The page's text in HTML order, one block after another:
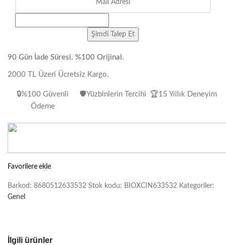
90 Gün İade Süresi. %100 Orijinal.
2000 TL Üzeri Ücretsiz Kargo.
🔒%100 Güvenli
Ödeme
🛡️Yüzbinlerin Tercihi 🏆15 Yıllık Deneyim
Favorilere ekle
Barkod: 8680512633532 Stok kodu: BIOXCIN633532 Kategoriler:
Genel
İlgili ürünler